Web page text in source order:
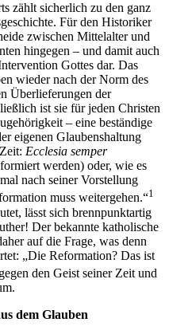
zählt sicherlich zu den ganz
Für den Historiker
zwischen Mittelalter und
hingegen – und damit auch
Gottes dar. Das
wieder nach der Norm des
Überlieferungen der
ist sie für jeden Christen
– eine beständige
eigenen Glaubenshaltung
Ecclesia semper
werden) oder, wie es
nach seiner Vorstellung
muss weitergehen.“1
lässt sich brennpunktartig
Der bekannte katholische
auf die Frage, was denn
„Die Reformation? Das ist
den Geist seiner Zeit und
dem Glauben